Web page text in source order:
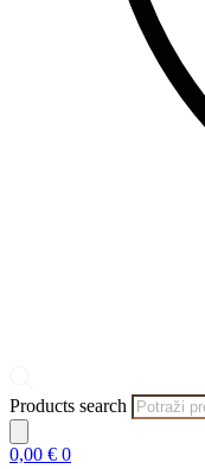
Products search
0,00 € 0